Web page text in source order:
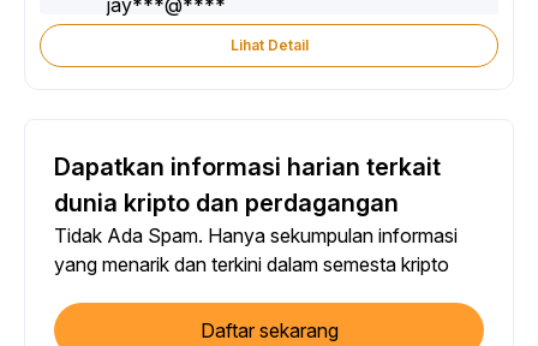
Lihat Detail
Dapatkan informasi harian terkait
dunia kripto dan perdagangan
Tidak Ada Spam. Hanya sekumpulan informasi
yang menarik dan terkini dalam semesta kripto
Daftar sekarang